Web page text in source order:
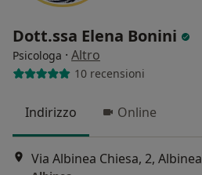
Dott.ssa Elena Bonini
Psicologa · Altro
10 recensioni
Indirizzo Online
Via Albinea Chiesa, 2, Albinea